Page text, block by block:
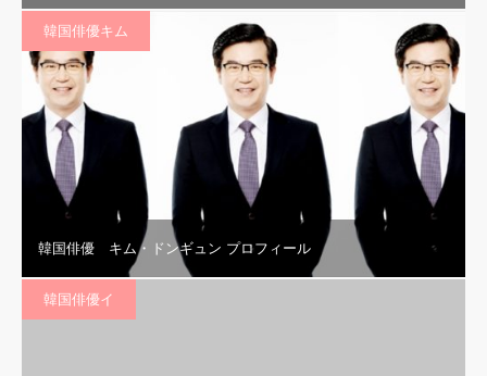
韓国俳優キム
韓国俳優 キム・ドンギュン プロフィール
韓国俳優イ